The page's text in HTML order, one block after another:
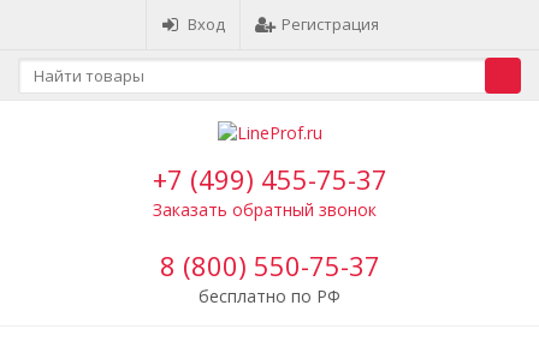
Вход Регистрация
+7 (499) 455-75-37
Заказать обратный звонок
8 (800) 550-75-37
бесплатно по РФ